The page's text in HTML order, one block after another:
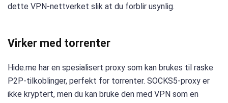
dette VPN-nettverket slik at du forblir usynlig.
Virker med torrenter
Hide.me har en spesialisert proxy som kan brukes til raske
P2P-tilkoblinger, perfekt for torrenter. SOCKS5-proxy er
ikke kryptert, men du kan bruke den med VPN som en